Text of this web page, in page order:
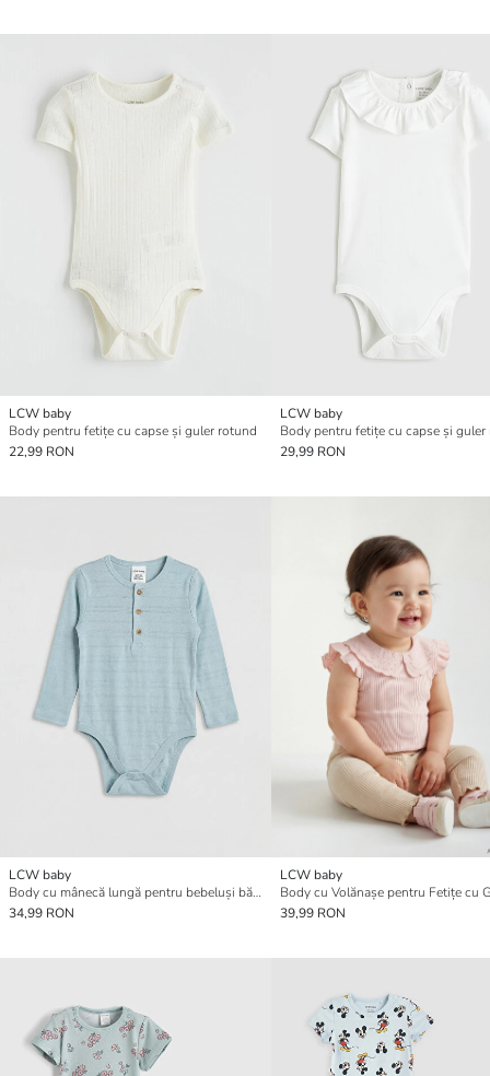
LCW baby
Body pentru fetițe cu capse și guler rotund
22,99 RON
LCW baby
Body pentru fetițe cu capse și
29,99 RON
LCW baby
Body cu mânecă lungă pentru bebeluși băieți, cu capse
34,99 RON
LCW baby
39,99 RON